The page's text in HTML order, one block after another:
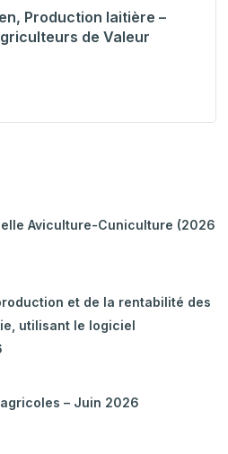
Production laitière –
de Valeur
Aviculture-Cuniculture (2026
et de la rentabilité des
utilisant le logiciel
– Juin 2026